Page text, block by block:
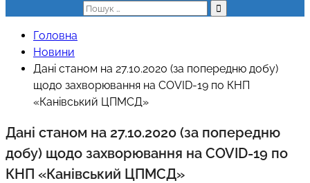
Пошук:
Головна
Новини
Дані станом на 27.10.2020 (за попередню добу)
щодо захворювання на COVID-19 по КНП
«Канівський ЦПМСД»
Дані станом на 27.10.2020 (за попередню
добу) щодо захворювання на COVID-19 по
КНП «Канівський ЦПМСД»